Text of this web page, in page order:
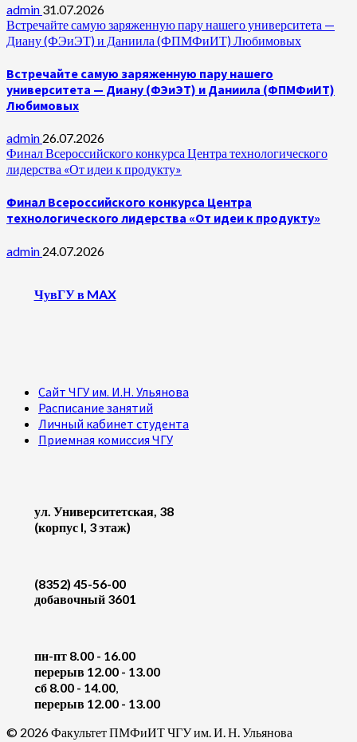
admin 31.07.2026
Встречайте самую заряженную пару нашего университета —
Диану (ФЭиЭТ) и Даниила (ФПМФиИТ) Любимовых
Встречайте самую заряженную пару нашего
университета — Диану (ФЭиЭТ) и Даниила (ФПМФиИТ)
Любимовых
admin 26.07.2026
Финал Всероссийского конкурса Центра технологического
лидерства «От идеи к продукту»
Финал Всероссийского конкурса Центра
технологического лидерства «От идеи к продукту»
admin 24.07.2026
ЧувГУ в MAX
Сайт ЧГУ им. И.Н. Ульянова
Расписание занятий
Личный кабинет студента
Приемная комиссия ЧГУ
ул. Университетская, 38
(корпус I, 3 этаж)
(8352) 45-56-00
добавочный 3601
пн-пт 8.00 - 16.00
перерыв 12.00 - 13.00
cб 8.00 - 14.00,
перерыв 12.00 - 13.00
© 2026 Факультет ПМФиИТ ЧГУ им. И. Н. Ульянова